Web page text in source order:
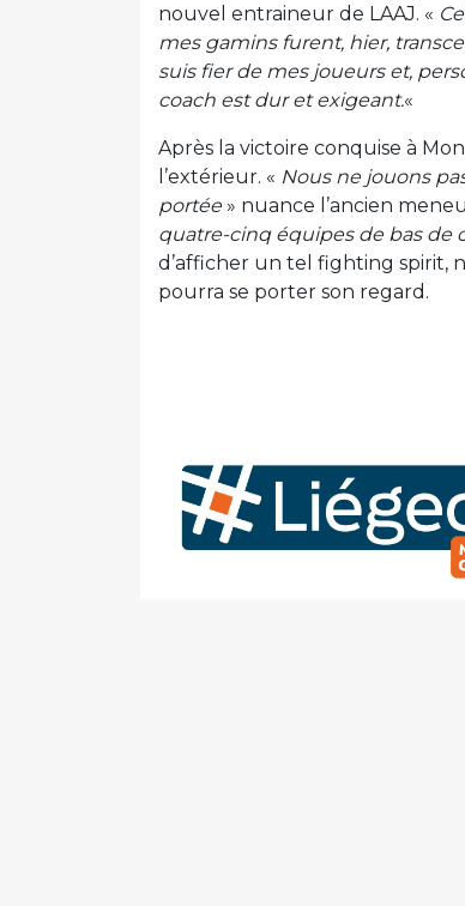
nouvel entraineur de LAAJ. «
mes gamins furent, hier,
suis fier de mes joueurs et,
coach est dur et exigeant.«
Après la victoire conquise à
l’extérieur. « Nous ne jouons
portée» nuance l’ancien
quatre-cinq équipes de bas de
d’afficher un tel fighting spirit,
pourra se porter son regard.